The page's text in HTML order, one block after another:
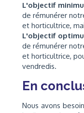
L'objectif
de rémunérer
et horticultrice,
L'objectif
de rémunérer
et horticultrice,
vendredis.
En
Nous avons